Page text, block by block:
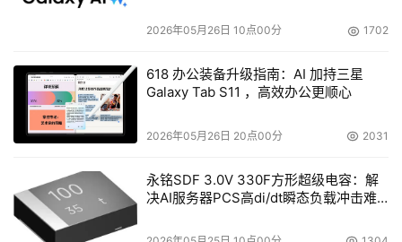
手吉利汽车推出“枫叶80V”和“曹操60”两款车型。截至
2025年6月30日，公司已在全国31座城市自持超过3.7万
辆定制车，规模位居全国同类之最。
款定制车的平均TCO(总拥有成本)较行业主流纯电车型
。叠加446座易易互联换电站和133家吉利授权维修
网点，曹操出行定制车可实现60秒极速换电，维保时间和
成本分别下降25%和54%，这正是规模化盈利的基石。
2026年05月26日 10点00分 1702
618 办公装备升级指南：AI 加持三星
Galaxy Tab S11 ，高效办公更顺心
2026年05月26日 20点00分 2031
永铭SDF 3.0V 330F方形超级电容：解
决AI服务器PCS高di/dt瞬态负载冲击难